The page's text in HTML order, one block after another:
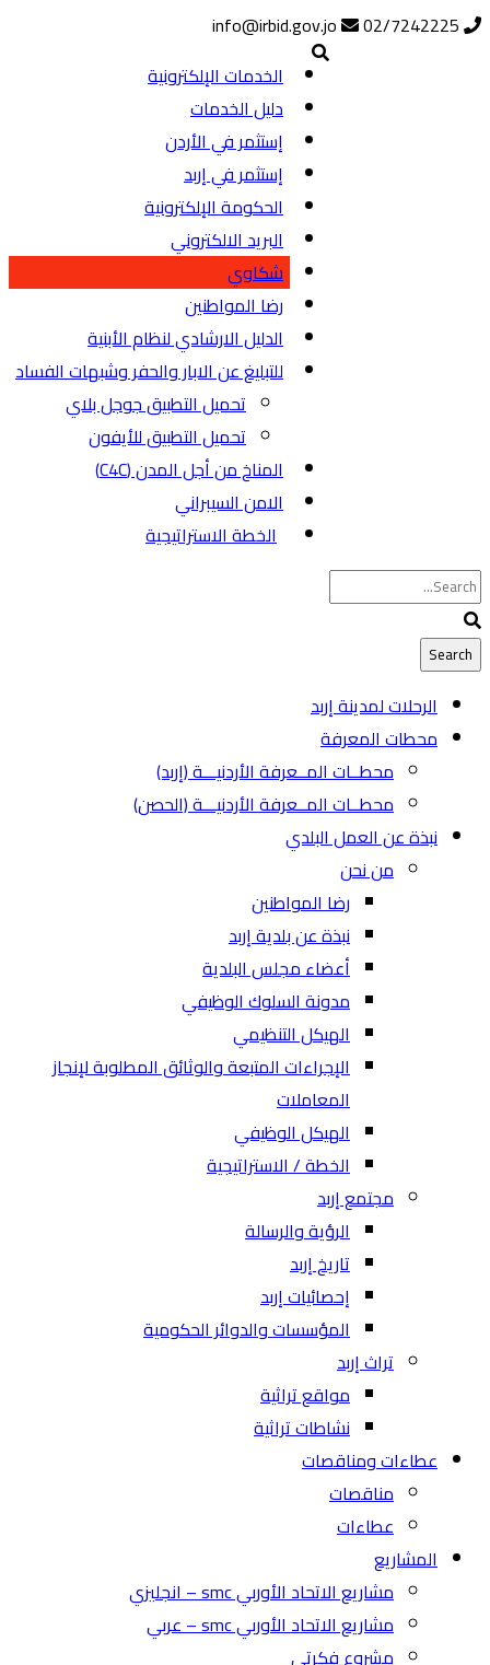
الخدمات الإلكترونية
دليل الخدمات
إستثمر في الأردن
إستثمر في إربد
الحكومة الإلكترونية
البريد الالكتروني
شكاوي
رضا المواطنين
الدليل الارشادي لنظام الأبنية
للتبليغ عن الابار والحفر وشبهات الفساد
تحميل التطبيق جوجل بلاي
تحميل التطبيق للأيفون
المناخ من أجل المدن (C4C)
الامن السيبراني
الخطة الاستراتيجية
الرحلات لمدينة إربد
محطات المعرفة
محطــات المــعرفة الأردنيـــة (إربد)
محطــات المــعرفة الأردنيـــة (الحصن)
نبذة عن العمل البلدي
من نحن
رضا المواطنين
نبذة عن بلدية إربد
أعضاء مجلس البلدية
مدونة السلوك الوظيفي
الهيكل التنظيمي
الإجراءات المتبعة والوثائق المطلوبة لإنجاز
المعاملات
الهيكل الوظيفي
الخطة / الاستراتيجية
مجتمع إربد
الرؤية والرسالة
تاريخ إربد
إحصائيات إربد
المؤسسات والدوائر الحكومية
تراث إربد
مواقع تراثية
نشاطات تراثية
عطاءات ومناقصات
مناقصات
عطاءات
المشاريع
مشاريع الاتحاد الأوربي smc – انجليزي
مشاريع الاتحاد الأوربي smc – عربي
مشروع فكرتي